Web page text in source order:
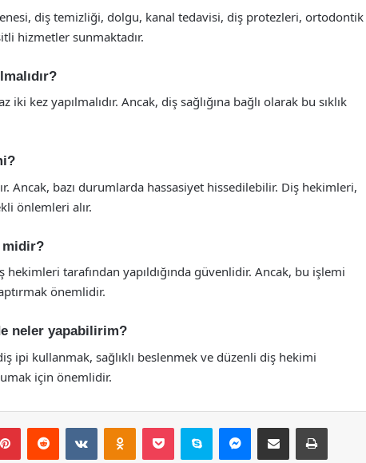
diş temizliği, dolgu, kanal tedavisi, diş protezleri, ortodontik
hizmetler sunmaktadır.
kez yapılmalıdır. Ancak, diş sağlığına bağlı olarak bu sıklık
Ancak, bazı durumlarda hassasiyet hissedilebilir. Diş hekimleri,
önlemleri alır.
midir?
tarafından yapıldığında güvenlidir. Ancak, bu işlemi
önemlidir.
neler yapabilirim?
ipi kullanmak, sağlıklı beslenmek ve düzenli diş hekimi
için önemlidir.
PinterestReddit VKontakteOdnoklassniki
Pocket Skype Messenger
E-Posta ile paylaş Yazdır